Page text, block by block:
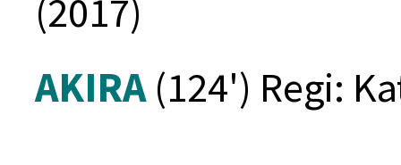
(2017)
AKIRA (124') Regi: